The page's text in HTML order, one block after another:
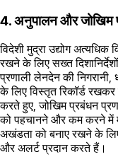
4. अनुपालन और जोखिम
विदेशी मुद्रा उद्योग
रखने के लिए सख्त
प्रणाली लेनदेन की निगरानी,
के लिए विस्तृत रिकॉर्ड
करते हुए, जोखिम प्रबंधन
को पहचानने और कम करने में
अखंडता को बनाए रखने के
और अलर्ट प्रदान करते हैं।